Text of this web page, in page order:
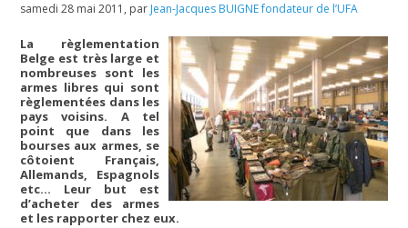
samedi 28 mai 2011, par Jean-Jacques BUIGNE fondateur de l’UFA
La règlementation
Belge est très large et
nombreuses sont les
armes libres qui sont
règlementées dans les
pays voisins. A tel
point que dans les
bourses aux armes, se
côtoient Français,
Allemands, Espagnols
etc… Leur but est
d’acheter des armes
et les rapporter chez eux.